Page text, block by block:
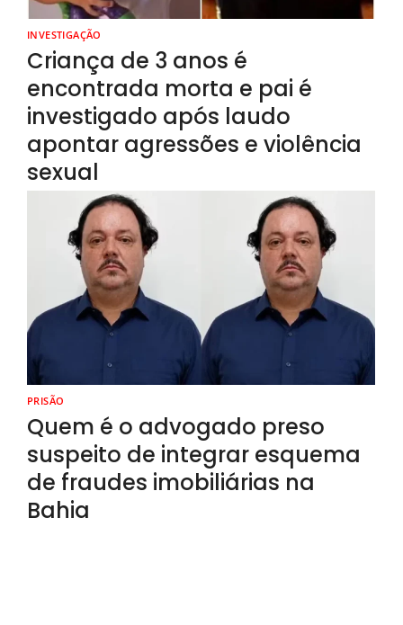
INVESTIGAÇÃO
Criança de 3 anos é
encontrada morta e pai é
investigado após laudo
apontar agressões e violência
sexual
PRISÃO
Quem é o advogado preso
suspeito de integrar esquema
de fraudes imobiliárias na
Bahia